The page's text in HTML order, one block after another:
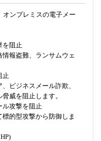
オンプレミスの電子メー
を阻止
報盗難、ランサムウェ
止
ビジネスメール詐欺、
威を阻止します。
ル攻撃を阻止
的型攻撃から防御しま